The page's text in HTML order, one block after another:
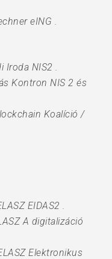
eING .
Iroda NIS2 .
Kontron NIS 2 és
Koalíció /
EIDAS2 .
A digitalizáció
Elektronikus